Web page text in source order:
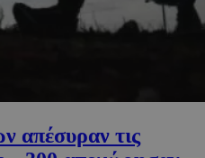
απέσυραν τις